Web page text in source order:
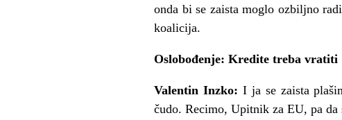
onda bi se zaista moglo ozbiljno
koalicija.
Oslobođenje: Kredite treba vratiti
Valentin Inzko: I ja se zaista
čudo. Recimo, Upitnik za EU, pa